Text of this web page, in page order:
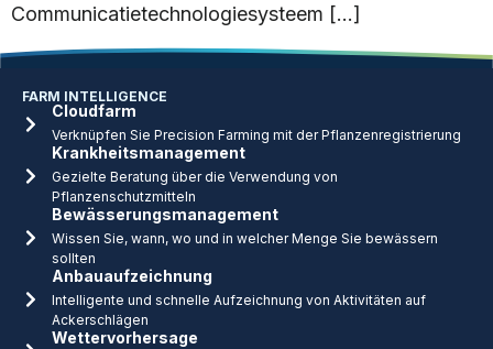
Communicatietechnologiesysteem […]
FARM INTELLIGENCE
Cloudfarm
Verknüpfen Sie Precision Farming mit der Pflanzenregistrierung
Krankheitsmanagement
Gezielte Beratung über die Verwendung von
Pflanzenschutzmitteln
Bewässerungsmanagement
Wissen Sie, wann, wo und in welcher Menge Sie bewässern
sollten
Anbauaufzeichnung
Intelligente und schnelle Aufzeichnung von Aktivitäten auf
Ackerschlägen
Wettervorhersage